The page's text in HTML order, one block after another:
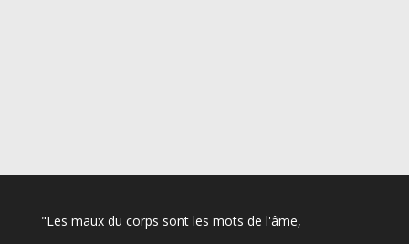
"Les maux du corps sont les mots de l'âme,